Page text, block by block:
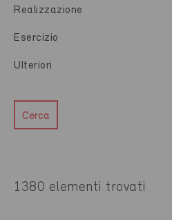
Realizzazione
Esercizio
Ulteriori
Cerca
1380 elementi trovati